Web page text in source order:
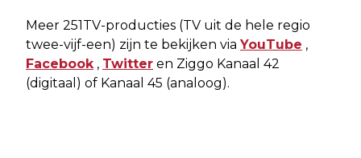
Meer 251TV-producties (TV uit de hele regio
twee-vijf-een) zijn te bekijken via YouTube ,
Facebook, Twitter en Ziggo Kanaal 42
(digitaal) of Kanaal 45 (analoog).